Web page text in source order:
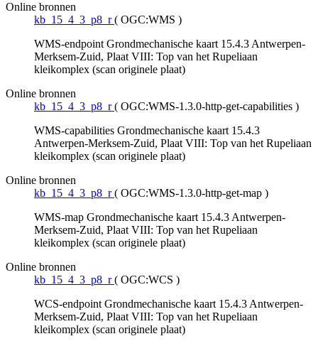
Online bronnen
kb_15_4_3_p8_r ( OGC:WMS )
WMS-endpoint Grondmechanische kaart 15.4.3 Antwerpen-
Merksem-Zuid, Plaat VIII: Top van het Rupeliaan
kleikomplex (scan originele plaat)
Online bronnen
kb_15_4_3_p8_r ( OGC:WMS-1.3.0-http-get-capabilities )
WMS-capabilities Grondmechanische kaart 15.4.3
Antwerpen-Merksem-Zuid, Plaat VIII: Top van het Rupeliaan
kleikomplex (scan originele plaat)
Online bronnen
kb_15_4_3_p8_r ( OGC:WMS-1.3.0-http-get-map )
WMS-map Grondmechanische kaart 15.4.3 Antwerpen-
Merksem-Zuid, Plaat VIII: Top van het Rupeliaan
kleikomplex (scan originele plaat)
Online bronnen
kb_15_4_3_p8_r ( OGC:WCS )
WCS-endpoint Grondmechanische kaart 15.4.3 Antwerpen-
Merksem-Zuid, Plaat VIII: Top van het Rupeliaan
kleikomplex (scan originele plaat)